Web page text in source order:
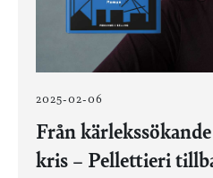
2025-02-06
Från
kris – Pellettieri